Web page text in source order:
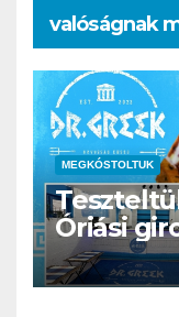
valóságnak
MEGKÓSTOLTUK
Óriási